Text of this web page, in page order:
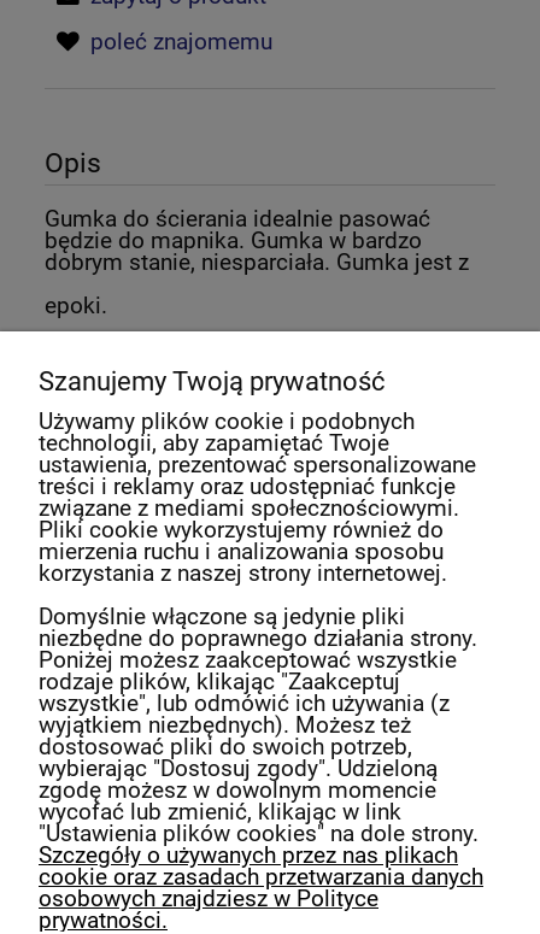
poleć znajomemu
Opis
Gumka do ścierania idealnie pasować
będzie do mapnika. Gumka w bardzo
dobrym stanie, niesparciała. Gumka jest z
epoki.
Newsletter
Podaj swój adres e-mail, jeżeli chcesz otrzymywać
informacje o nowościach i promocjach.
Twoje dane będą przetwarzane zgodnie z
nasząpolityką prywatności
Powered by Translate
O nas
Obsługa klienta
Szanujemy Twoją prywatność
Używamy plików cookie i podobnych
technologii, aby zapamiętać Twoje
ustawienia, prezentować spersonalizowane
treści i reklamy oraz udostępniać funkcje
związane z mediami społecznościowymi.
Pliki cookie wykorzystujemy również do
mierzenia ruchu i analizowania sposobu
korzystania z naszej strony internetowej.
Domyślnie włączone są jedynie pliki
niezbędne do poprawnego działania strony.
Poniżej możesz zaakceptować wszystkie
rodzaje plików, klikając "Zaakceptuj
wszystkie", lub odmówić ich używania (z
wyjątkiem niezbędnych). Możesz też
dostosować pliki do swoich potrzeb,
wybierając "Dostosuj zgody". Udzieloną
zgodę możesz w dowolnym momencie
wycofać lub zmienić, klikając w link
"Ustawienia plików cookies" na dole strony.
Szczegóły o używanych przez nas plikach
cookie oraz zasadach przetwarzania danych
osobowych znajdziesz w Polityce
prywatności.